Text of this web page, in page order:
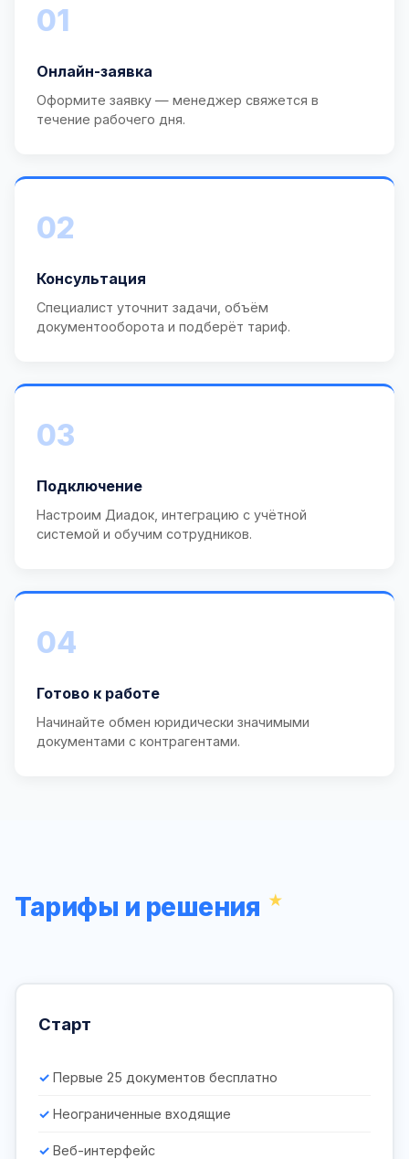
01
Онлайн-заявка
Оформите заявку — менеджер свяжется в
течение рабочего дня.
02
Консультация
Специалист уточнит задачи, объём
документооборота и подберёт тариф.
03
Подключение
Настроим Диадок, интеграцию с учётной
системой и обучим сотрудников.
04
Готово к работе
Начинайте обмен юридически значимыми
документами с контрагентами.
Тарифы и решения
Старт
Первые 25 документов бесплатно
Неограниченные входящие
Веб-интерфейс